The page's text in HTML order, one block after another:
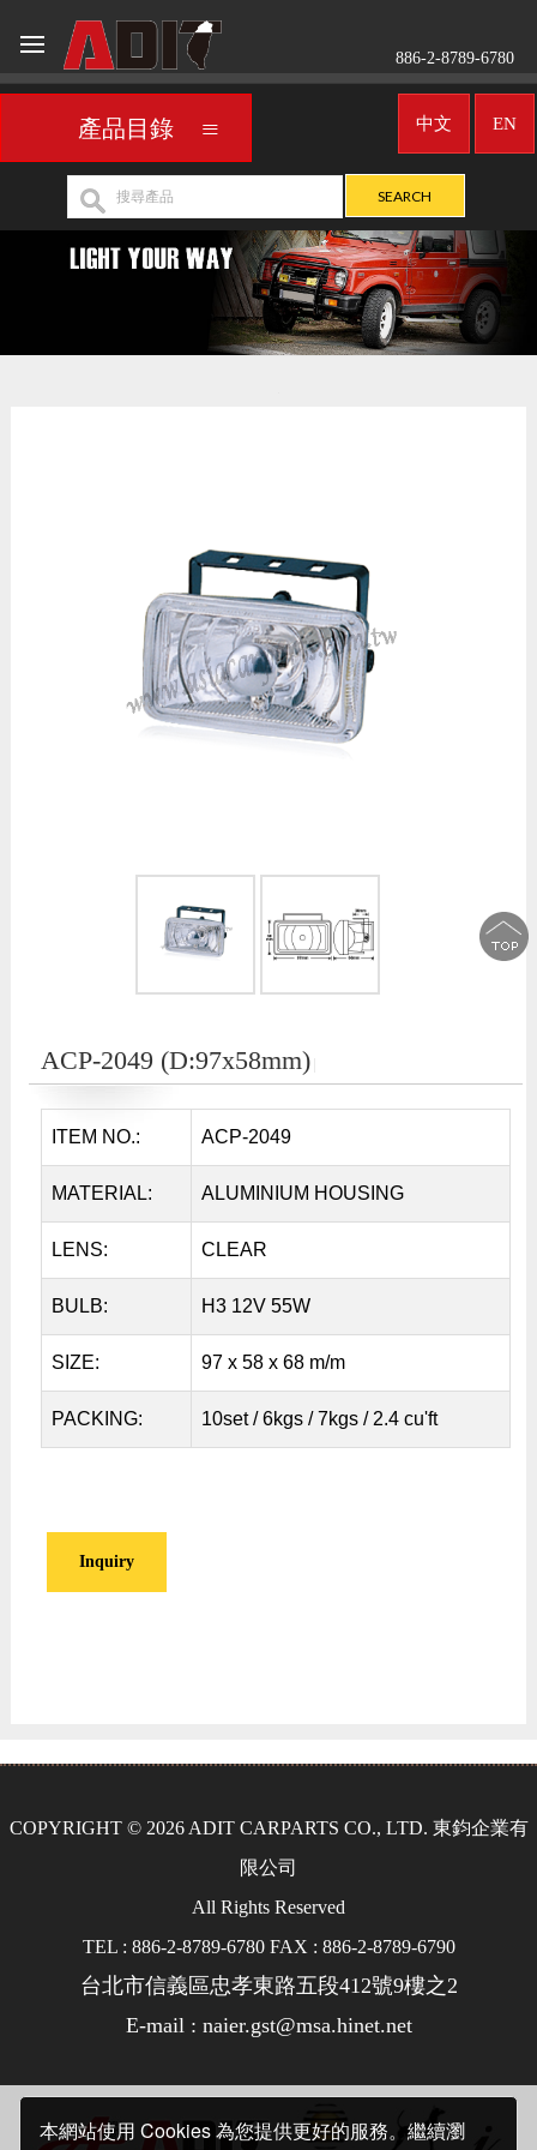
本網站使用 Cookies 為您提供更好的服務。繼續瀏
886-2-8789-6780
產品目錄 EN
中文
ACP-2049 (D:97x58mm)│
ITEM NO.: ACP-2049
MATERIAL: ALUMINIUM HOUSING
LENS: CLEAR
BULB: H3 12V 55W
SIZE: 97 x 58 x 68 m/m
PACKING: 10set / 6kgs / 7kgs / 2.4 cu'ft
Inquiry
COPYRIGHT © 2026 ADIT CARPARTS CO., LTD. 東鈞企業有
限公司
All Rights Reserved
TEL : 886-2-8789-6780 FAX : 886-2-8789-6790
台北市信義區忠孝東路五段412號9樓之2
E-mail : naier.gst@msa.hinet.net